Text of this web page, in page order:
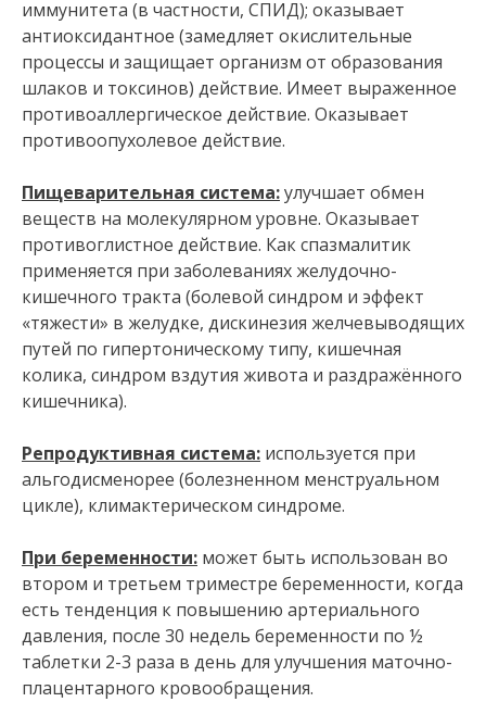
иммунитета (в частности, СПИД); оказывает
антиоксидантное (замедляет окислительные
процессы и защищает организм от образования
шлаков и токсинов) действие. Имеет выраженное
противоаллергическое действие. Оказывает
противоопухолевое действие.
Пищеварительная система:улучшает обмен
веществ на молекулярном уровне. Оказывает
противоглистное действие. Как спазмалитик
применяется при заболеваниях желудочно-
кишечного тракта (болевой синдром и эффект
«тяжести» в желудке, дискинезия желчевыводящих
путей по гипертоническому типу, кишечная
колика, синдром вздутия живота и раздражённого
кишечника).
Репродуктивная система: используется при
альгодисменорее (болезненном менструальном
цикле), климактерическом синдроме.
При беременности: может быть использован во
втором и третьем триместре беременности, когда
есть тенденция к повышению артериального
давления, после 30 недель беременности по ½
таблетки 2-3 раза в день для улучшения маточно-
плацентарного кровообращения.